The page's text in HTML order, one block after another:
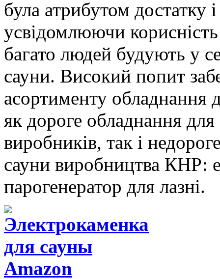
була атрибутом достатку
усвідомлюючи
багато людей будують у
сауни. Високий попит
асортименту обладнання
як дороге обладнання
виробників, так і
сауни виробництва КНР:
парогенератор для лазні.